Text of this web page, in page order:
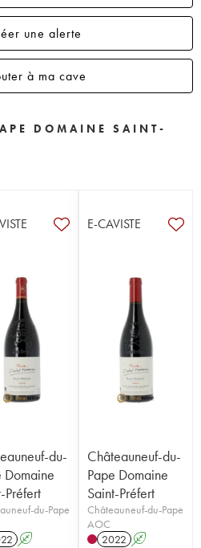
une alerte
à ma cave
DOMAINE SAINT-
du-
Domaine
Préfert
du-Pape
A
E-CAVISTE
Châteauneuf-du-
Pape Domaine
Saint-Préfert
Châteauneuf-du-Pape
AOC
2022 A